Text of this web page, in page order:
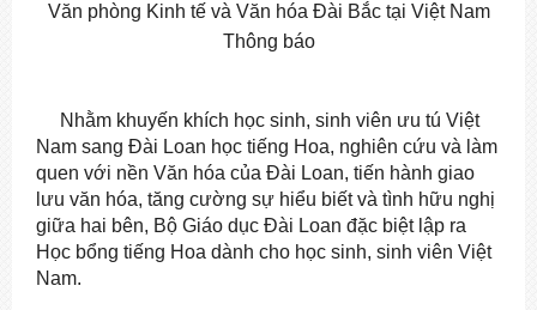
Văn phòng Kinh tế và Văn hóa Đài Bắc tại Việt Nam
Thông báo
Nhằm khuyến khích học sinh, sinh viên ưu tú Việt
Nam sang Đài Loan học tiếng Hoa, nghiên cứu và làm
quen với nền Văn hóa của Đài Loan, tiến hành giao
lưu văn hóa, tăng cường sự hiểu biết và tình hữu nghị
giữa hai bên, Bộ Giáo dục Đài Loan đặc biệt lập ra
Học bổng tiếng Hoa dành cho học sinh, sinh viên Việt
Nam.